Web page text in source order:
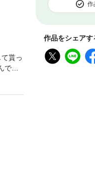
作
作品をシェアす
貰っ
い
、
!! で
い
ち
遊
ヤ